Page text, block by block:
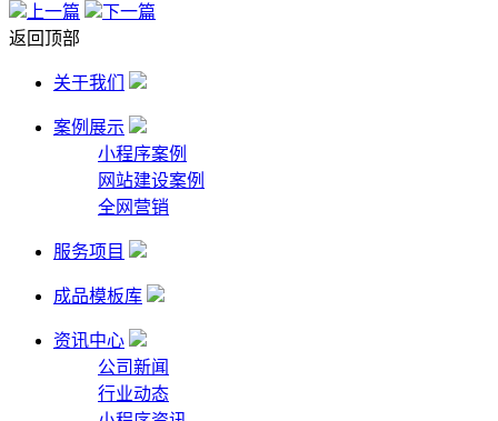
上一篇
下一篇
返回顶部
关于我们
案例展示
小程序案例
网站建设案例
全网营销
服务项目
成品模板库
资讯中心
公司新闻
行业动态